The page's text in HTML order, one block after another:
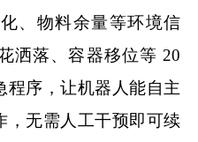
、物料余量等环境信
洒落、容器移位等 20
程序，让机器人能自主
，无需人工干预即可续